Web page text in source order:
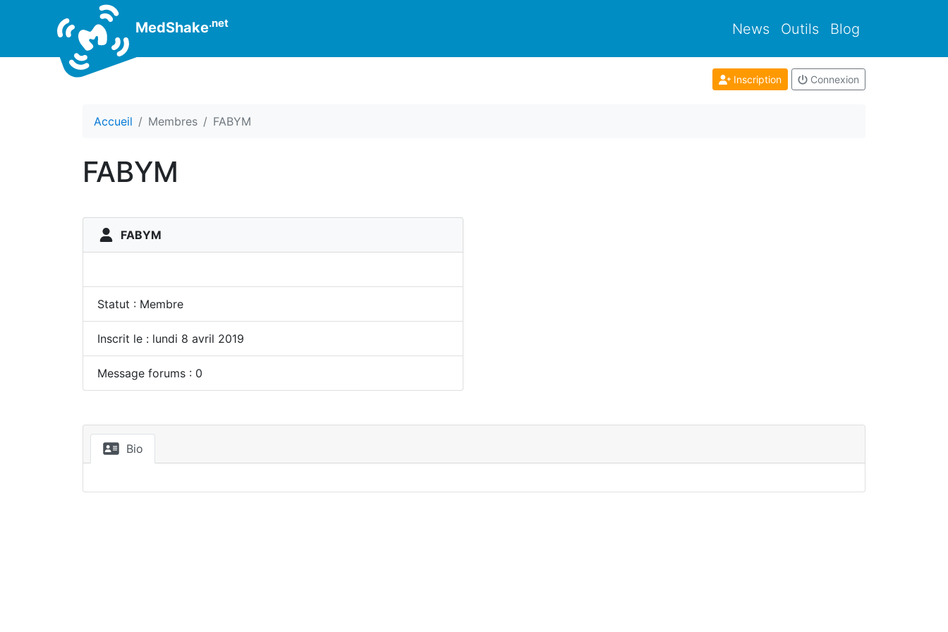
MedShake.net News Outils Blog
Inscription Connexion
Accueil Membres FABYM
FABYM
FABYM
Statut : Membre
Inscrit le : lundi 8 avril 2019
Message forums : 0
Bio